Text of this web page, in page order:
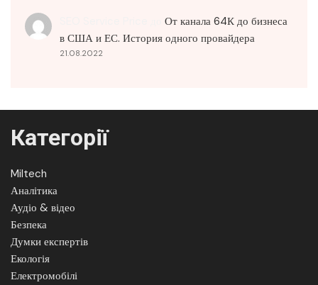
От канала 64К до бизнеса
в США и ЕС. История одного провайдера
21.08.2022
Категорії
Miltech
Аналітика
Аудіо & відео
Безпека
Думки експертів
Екологія
Електромобілі